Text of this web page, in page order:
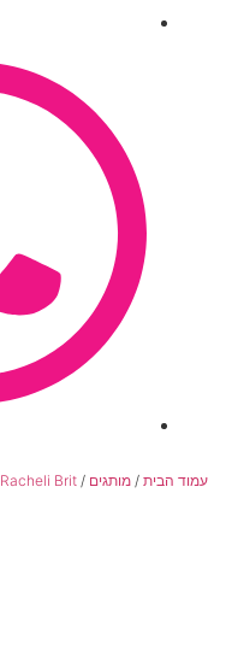
עמוד הבית / מותגים /
Racheli Brit